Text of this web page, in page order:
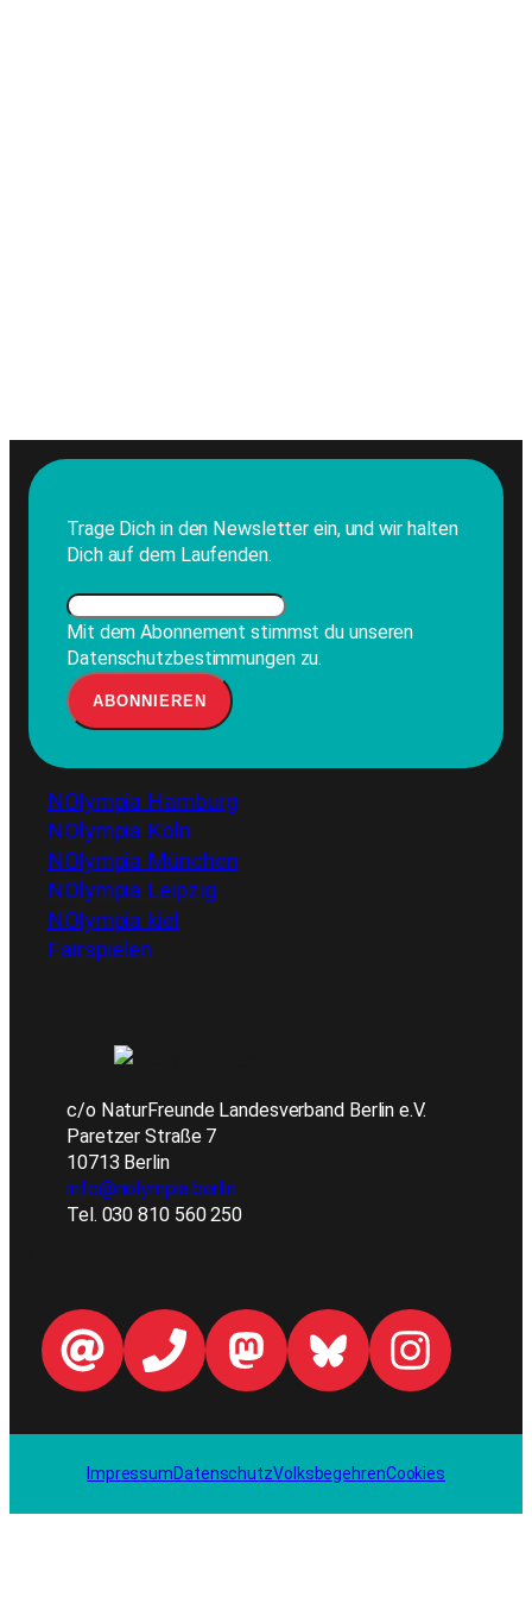
Trage Dich in den Newsletter ein, und wir halten
Dich auf dem Laufenden.
Mit dem Abonnement stimmst du unseren
Datenschutzbestimmungen zu.
NOlympia Hamburg
NOlympia Köln
NOlympia München
NOlympia Leipzig
NOlympia kiel
Fairspielen
c/o NaturFreunde Landesverband Berlin e.V.
Paretzer Straße 7
10713 Berlin
info@nolympia.berlin
Tel. 030 810 560 250
ImpressumDatenschutzVolksbegehrenCookies